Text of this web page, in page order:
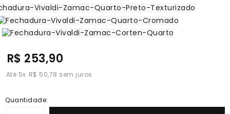
R$ 253,90
5x R$ 50,78
Quantidade: